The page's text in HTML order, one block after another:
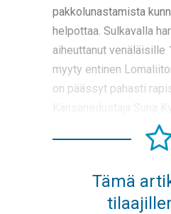
pakkolunastamista
helpottaa. Sulkavalla
aiheuttanut venäläisille
myyty entinen
on päässyt pahasti
Tämä